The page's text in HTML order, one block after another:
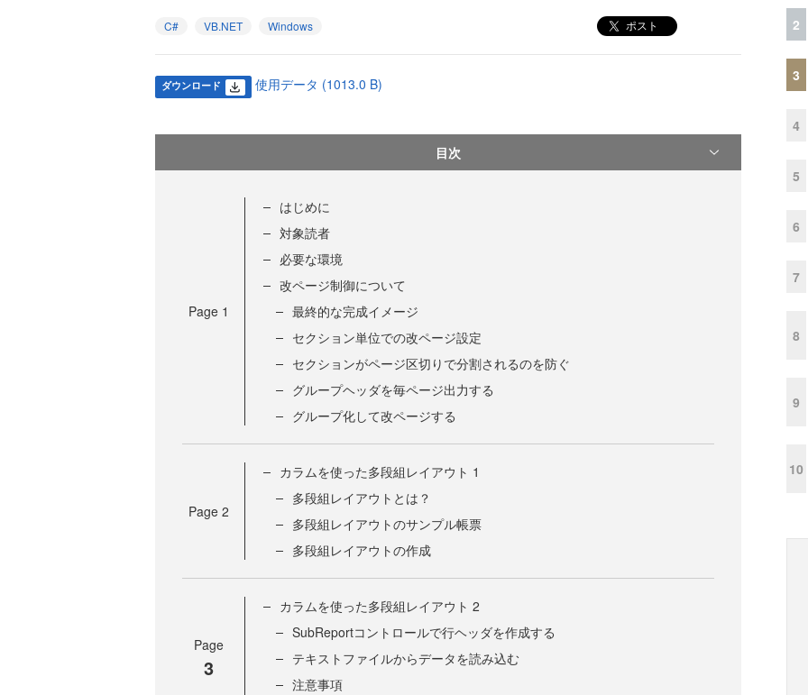
C# VB.NET Windows ポスト
ダウンロード 使用データ (1013.0 B)
目次
Page 1
はじめに
対象読者
必要な環境
改ページ制御について
最終的な完成イメージ
セクション単位での改ページ設定
セクションがページ区切りで分割されるのを防ぐ
グループヘッダを毎ページ出力する
グループ化して改ページする
Page 2
カラムを使った多段組レイアウト 1
多段組レイアウトとは？
多段組レイアウトのサンプル帳票
多段組レイアウトの作成
Page
3
カラムを使った多段組レイアウト 2
SubReportコントロールで行ヘッダを作成する
テキストファイルからデータを読み込む
注意事項
2
3
4
5
6
7
8
9
10